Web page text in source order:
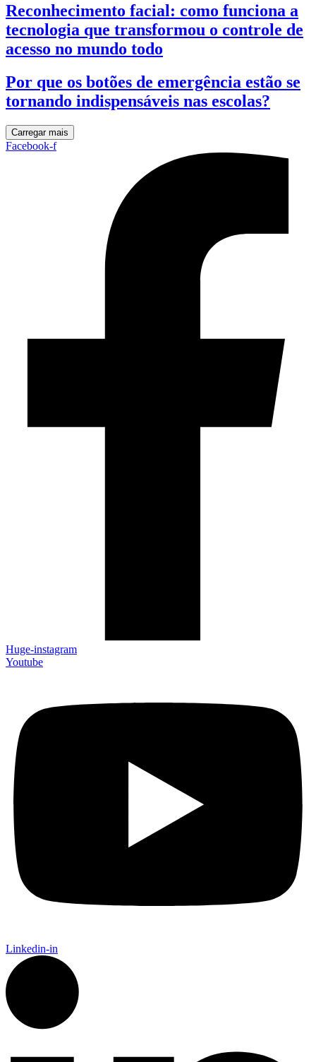
Reconhecimento facial: como funciona a
tecnologia que transformou o controle de
acesso no mundo todo
Por que os botões de emergência estão se
tornando indispensáveis nas escolas?
Carregar mais
Facebook-f
Huge-instagram
Youtube
Linkedin-in